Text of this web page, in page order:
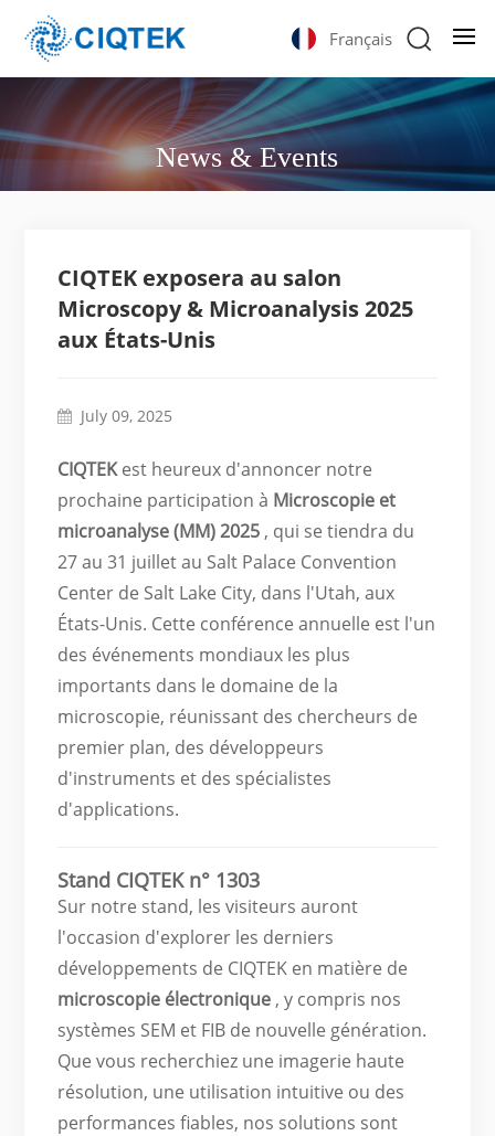
Français
News & Events
CIQTEK exposera au salon
Microscopy & Microanalysis 2025
aux États-Unis
July 09, 2025
CIQTEKest heureux d'annoncer notre
prochaine participation à Microscopie et
microanalyse (MM) 2025 , qui se tiendra du
27 au 31 juillet au Salt Palace Convention
Center de Salt Lake City, dans l'Utah, aux
États-Unis. Cette conférence annuelle est l'un
des événements mondiaux les plus
importants dans le domaine de la
microscopie, réunissant des chercheurs de
premier plan, des développeurs
d'instruments et des spécialistes
d'applications.
Stand CIQTEK n° 1303
Sur notre stand, les visiteurs auront
l'occasion d'explorer les derniers
développements de CIQTEK en matière de
microscopie électronique , y compris nos
systèmes SEM et FIB de nouvelle génération.
Que vous recherchiez une imagerie haute
résolution, une utilisation intuitive ou des
performances fiables, nos solutions sont